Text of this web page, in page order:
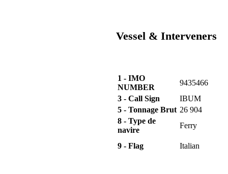
Vessel & Interveners
1 - IMO
NUMBER
9435466
3 - Call Sign
IBUM
5 - Tonnage Brut 26 904
8 - Type de
navire
Ferry
9 - Flag Italian